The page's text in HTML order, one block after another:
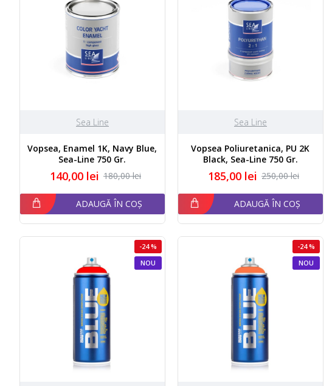
Sea Line
Vopsea, Enamel 1K, Navy Blue,
Sea-Line 750 Gr.
140,00 lei 180,00 lei
ADAUGĂ ÎN COȘ
Sea Line
Vopsea Poliuretanica, PU 2K
Black, Sea-Line 750 Gr.
185,00 lei 250,00 lei
ADAUGĂ ÎN COȘ
NOU
-24 %
NOU
-24 %